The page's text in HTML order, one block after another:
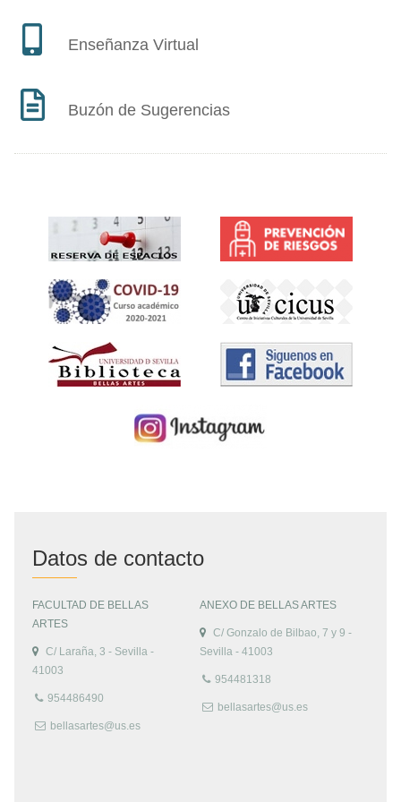
Enseñanza Virtual
Buzón de Sugerencias
Datos de contacto
FACULTAD DE BELLAS
ARTES
C/ Laraña, 3 - Sevilla -
41003
954486490
bellasartes@us.es
ANEXO DE BELLAS ARTES
C/ Gonzalo de Bilbao, 7 y 9 -
Sevilla - 41003
954481318
bellasartes@us.es